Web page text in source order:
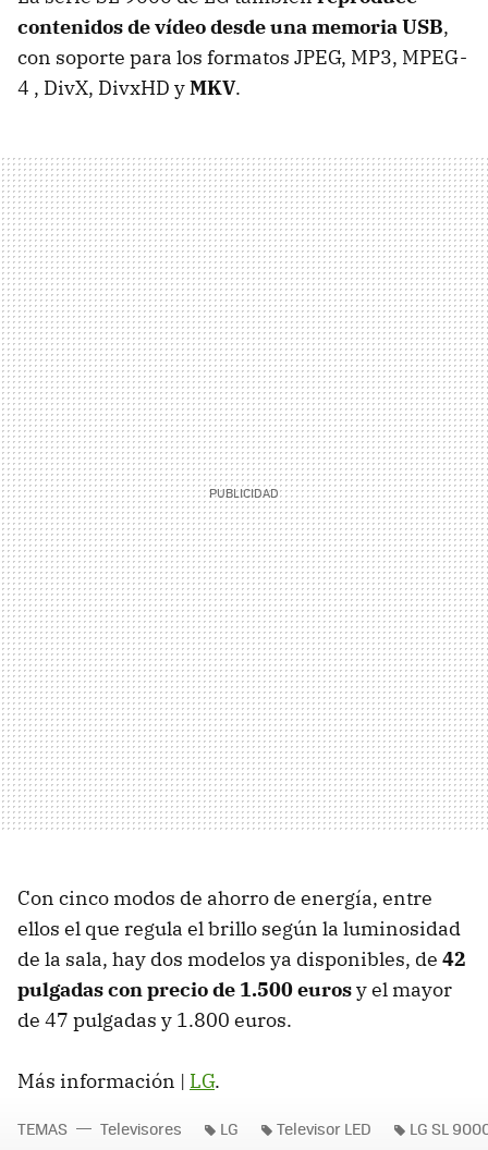
contenidos de vídeo desde una memoria USB,
con soporte para los formatos JPEG, MP3, MPEG-
4 , DivX, DivxHD yMKV.
Con cinco modos de ahorro de energía, entre
ellos el que regula el brillo según la luminosidad
de la sala, hay dos modelos ya disponibles, de 42
pulgadas con precio de 1.500 eurosy el mayor
de 47 pulgadas y 1.800 euros.
Más información | LG.
TEMAS Televisores LG Televisor LED LG SL